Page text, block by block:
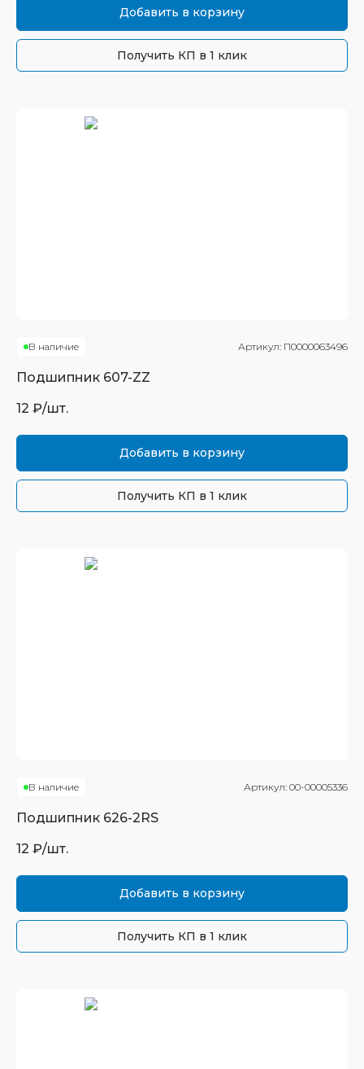
Добавить в корзину
Получить КП в 1 клик
В наличие Артикул: П0000063496
Подшипник 607-ZZ
12 ₽/шт.
Добавить в корзину
Получить КП в 1 клик
В наличие Артикул: 00-00005336
Подшипник 626-2RS
12 ₽/шт.
Добавить в корзину
Получить КП в 1 клик